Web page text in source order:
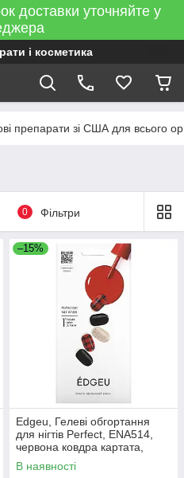
доставки уточняйте у
і косметика
препарати зі США для всього
0 Фільтри
–15%
Edgeu, Гелеві обгортання
для нігтів Perfect, ENA514,
червона ковдра картата,
набір з 16 смужок, Київ
В наявності